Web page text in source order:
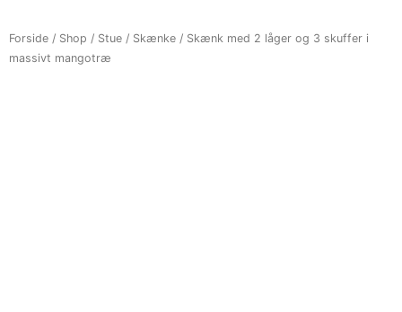
Forside / Shop / Stue / Skænke / Skænk med 2 låger og 3 skuffer i
massivt mangotræ